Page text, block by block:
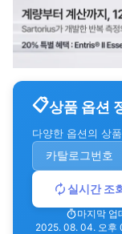
상품 옵션
다양한 옵션의 상
카탈로그번호
실시간 조
마지막 업
2025. 08. 04. 오후